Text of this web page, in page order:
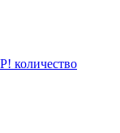
количество